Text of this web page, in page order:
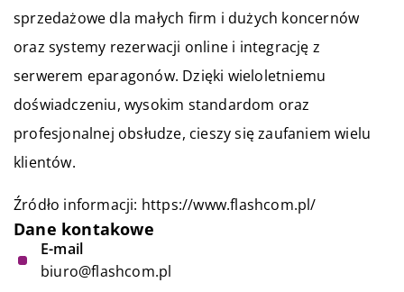
sprzedażowe dla małych firm i dużych koncernów
oraz systemy rezerwacji online i integrację z
serwerem eparagonów. Dzięki wieloletniemu
doświadczeniu, wysokim standardom oraz
profesjonalnej obsłudze, cieszy się zaufaniem wielu
klientów.
Źródło informacji: https://www.flashcom.pl/
Dane kontakowe
E-mail
biuro@flashcom.pl